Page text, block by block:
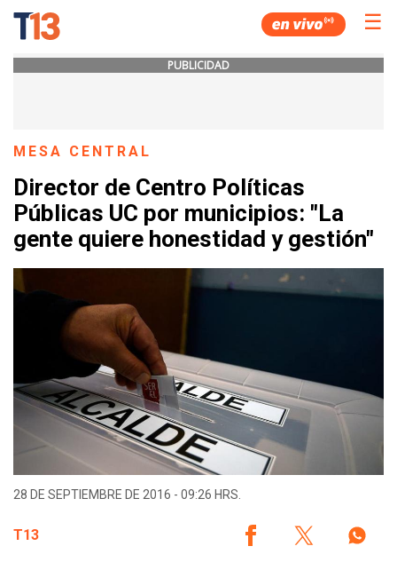
☰
PUBLICIDAD
MESA CENTRAL
Director de Centro Políticas
Públicas UC por municipios: "La
gente quiere honestidad y gestión"
28 DE SEPTIEMBRE DE 2016 - 09:26 HRS.
T13